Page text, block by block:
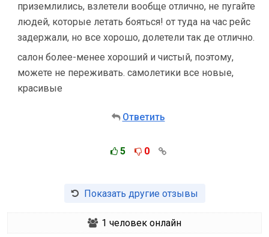
приземлились, взлетели вообще отлично, не пугайте
людей, которые летать бояться! от туда на час рейс
задержали, но все хорошо, долетели так де отлично.
салон более-менее хороший и чистый, поэтому,
можете не переживать. самолетики все новые,
красивые
Ответить
5 0
Показать другие отзывы
1 человек онлайн